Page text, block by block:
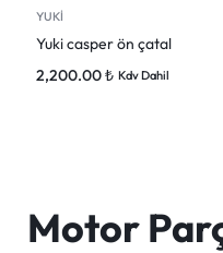
YUKİ
Yuki casper ön çatal
2,200.00₺ Kdv Dahil
Motor